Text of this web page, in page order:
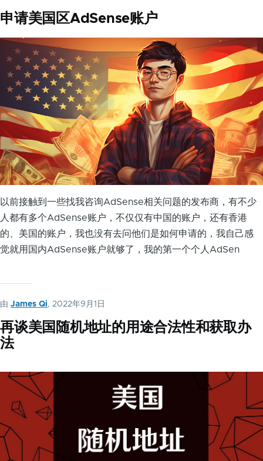
申请美国区AdSense账户
以前接触到一些找我咨询AdSense相关问题的发布商，有不少
人都有多个AdSense账户，不仅仅有中国的账户，还有香港
的、美国的账户，我也没有去问他们是如何申请的，我自己感
觉就用国内AdSense账户就够了，我的第一个个人AdSen
由 James Qi, 2022年9月1日
再谈美国随机地址的用途合法性和获取办
法